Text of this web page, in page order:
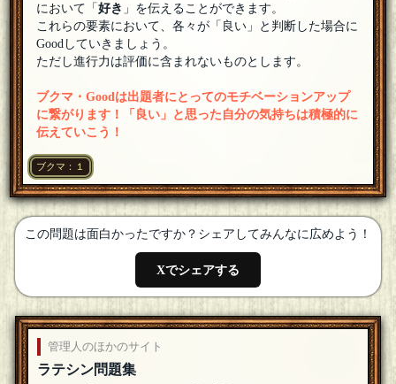
ありがとうございました。[20年07月17日 13:56]
ちくたく
ご参加の皆様、ありがとうございました！
13:09]
参加します。[20年07月16日 22:46]
トイツ玉子
参加します。よろしくお願いします！
PIAZU
サンカシマリス！[20年07月16日 22:05]
手弁当
[20年07月16日 21:33]
参加します[20年07月16日 20:58]
参加します。[20年07月16日 20:42]
において「好き 」を伝えることができます。
これらの要素において、各々が「良い」と判断した場合に
Goodしていきましょう。
ただし進行力は評価に含まれないものとします。
ブクマ・Goodは出題者にとってのモチベーションアップ
に繋がります！「良い」と思った自分の気持ちは積極的に
伝えていこう！
ブクマ：１
この問題は面白かったですか？シェアしてみんなに広めよう！
Xでシェアする
管理人のほかのサイト
ラテシン問題集